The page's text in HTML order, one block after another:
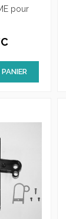
pour